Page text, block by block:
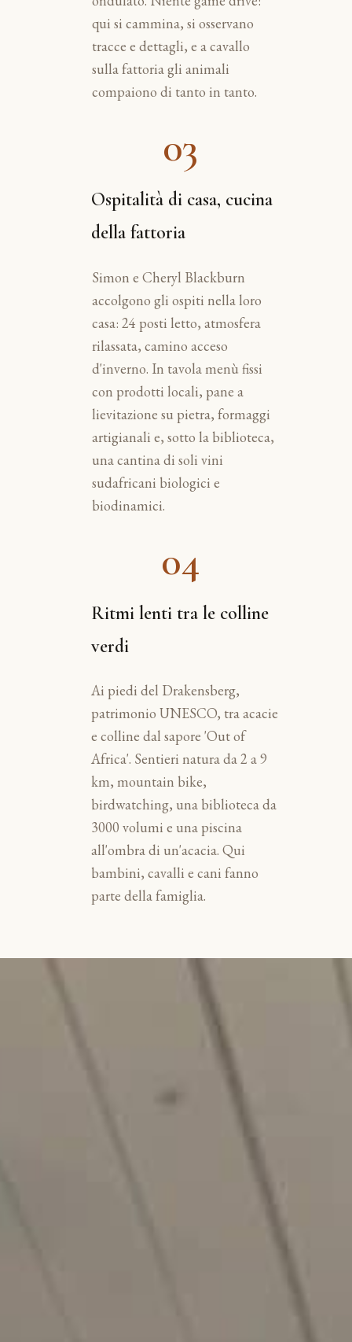
qui si cammina, si osservano
tracce e dettagli, e a cavallo
sulla fattoria gli animali
compaiono di tanto in tanto.
03
Ospitalità di casa, cucina
della fattoria
Simon e Cheryl Blackburn
accolgono gli ospiti nella loro
casa: 24 posti letto, atmosfera
rilassata, camino acceso
d'inverno. In tavola menù fissi
con prodotti locali, pane a
lievitazione su pietra, formaggi
artigianali e, sotto la biblioteca,
una cantina di soli vini
sudafricani biologici e
biodinamici.
04
Ritmi lenti tra le colline
verdi
Ai piedi del Drakensberg,
patrimonio UNESCO, tra acacie
e colline dal sapore 'Out of
Africa'. Sentieri natura da 2 a 9
km, mountain bike,
birdwatching, una biblioteca da
3000 volumi e una piscina
all'ombra di un'acacia. Qui
bambini, cavalli e cani fanno
parte della famiglia.